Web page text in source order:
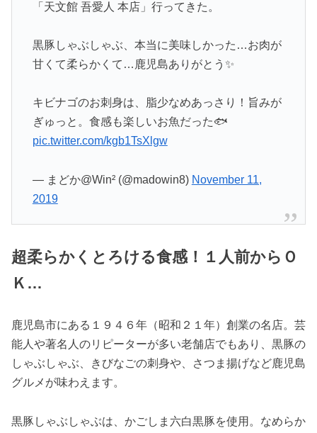
「天文館 吾愛人 本店」行ってきた。
黒豚しゃぶしゃぶ、本当に美味しかった…お肉が
甘くて柔らかくて…鹿児島ありがとう✨
キビナゴのお刺身は、脂少なめあっさり！旨みが
ぎゅっと。食感も楽しいお魚だった🐟
pic.twitter.com/kgb1TsXlgw
— まどか@Win² (@madowin8) November 11,
2019
超柔らかくとろける食感！１人前からＯ
Ｋ…
鹿児島市にある１９４６年（昭和２１年）創業の名店。芸
能人や著名人のリピーターが多い老舗店でもあり、黒豚の
しゃぶしゃぶ、きびなごの刺身や、さつま揚げなど鹿児島
グルメが味わえます。
黒豚しゃぶしゃぶは、かごしま六白黒豚を使用。なめらか